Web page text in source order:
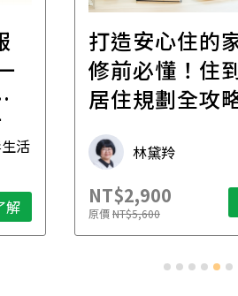
活
解
打造安心住的
修前必懂！住
居住規劃全攻
林黛羚
NT$2,900
原價NT$5,600